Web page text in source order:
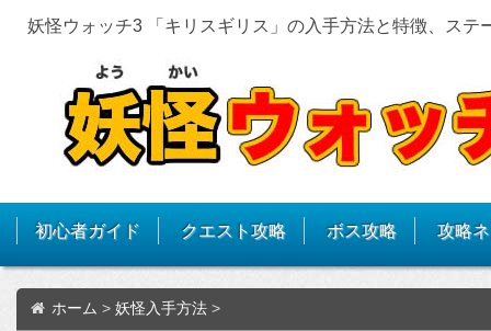
妖怪ウォッチ3 「キリスギリス」の入手方法と特徴、ステ
初心者ガイド クエスト攻略 ボス攻略 攻略
ホーム > 妖怪入手方法 >